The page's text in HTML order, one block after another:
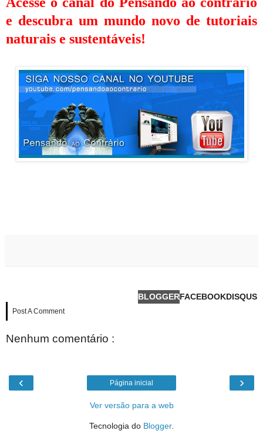
e descubra um mundo novo de tutoriais
naturais e sustentáveis!
Post A Comment
BLOGGERFACEBOOKDISQUS
Nenhum comentário :
‹ ›
Página inicial
Ver versão para a web
Tecnologia do Blogger.